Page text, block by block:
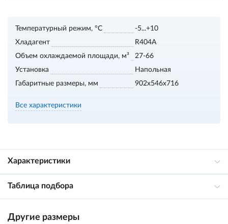
Температурный режим, °С
-5...+10
Хладагент
R404A
Объем охлаждаемой площади, м³
27-66
Установка
Напольная
Габаритные размеры, мм
902x546x716
Все характеристики
Характеристики
Таблица подбора
Другие размеры